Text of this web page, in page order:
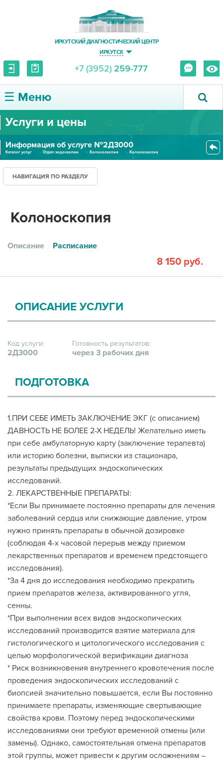
ИРКУТСКИЙ ДИАГНОСТИЧЕСКИЙ ЦЕНТР
ИРКУТСК
+7 (3952) 259-777
☰ Меню
О ЦЕНТРЕ
УСЛУГИ И ЦЕНЫ
ПАЦИЕНТУ
ПРАВОВАЯ ИНФОРМАЦИЯ
Услуги и цены
Информация об услуге №2Д3000
Каталог услуг Отдел эндоскопии Колоноскопия Колоноскопия
НАВИГАЦИЯ ПО РАЗДЕЛУ
Колоноскопия
Описание Расписание
8 150 руб.
ОПИСАНИЕ УСЛУГИ
Код услуги:
2Д3000
Готовность результатов:
через 3 рабочих дня
ПОДГОТОВКА
1.ПРИ СЕБЕ ИМЕТЬ ЗАКЛЮЧЕНИЕ ЭКГ (с описанием)
ДАВНОСТЬ НЕ БОЛЕЕ 2-Х НЕДЕЛЬ! Желательно иметь
при себе амбулаторную карту (заключение терапевта)
или историю болезни, выписки из стационара,
результаты предыдущих эндоскопических
исследований.
2. ЛЕКАРСТВЕННЫЕ ПРЕПАРАТЫ:
*Если Вы принимаете постоянно препараты для лечения
заболеваний сердца или снижающие давление, утром
нужно принять препараты в обычной дозировке
(соблюдая 4-х часовой перерыв между приемом
лекарственных препаратов и временем предстоящего
исследования).
*За 4 дня до исследования необходимо прекратить
прием препаратов железа, активированного угля,
сенны.
*При выполнении всех видов эндоскопических
исследований производится взятие материала для
гистологического и цитологического исследования с
целью морфологической верификации диагноза
* Риск возникновения внутреннего кровотечения после
проведения эндоскопических исследований с
биопсией значительно повышается, если Вы постоянно
принимаете препараты, изменяющие свертывающие
свойства крови. Поэтому перед эндоскопическими
исследованиями они требуют временной отмены (или
замены). Однако, самостоятельная отмена препаратов
этой группы, может привести к другим осложнениям –